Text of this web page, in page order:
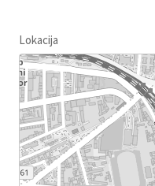
Lokacija